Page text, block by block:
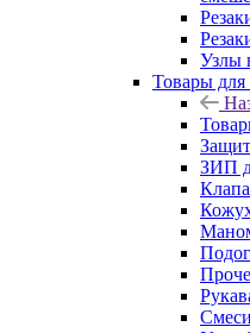
Узлы
Товары для
ЗИП